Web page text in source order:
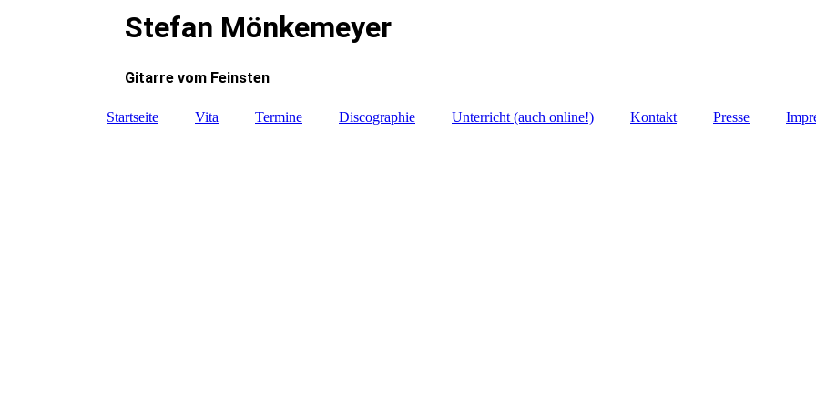
Stefan Mönkemeyer
Gitarre vom Feinsten
Startseite Vita Termine Discographie Unterricht (auch online!) Kontakt Presse